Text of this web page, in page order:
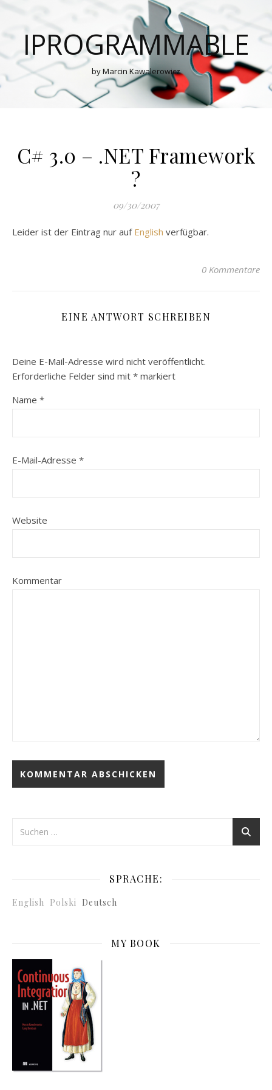
IPROGRAMMABLE
by Marcin Kawalerowicz
C# 3.0 – .NET Framework
?
09/30/2007
Leider ist der Eintrag nur auf English verfügbar.
0 Kommentare
EINE ANTWORT SCHREIBEN
Deine E-Mail-Adresse wird nicht veröffentlicht.
Erforderliche Felder sind mit * markiert
Name *
E-Mail-Adresse *
Website
Kommentar
SPRACHE:
English Polski Deutsch
MY BOOK